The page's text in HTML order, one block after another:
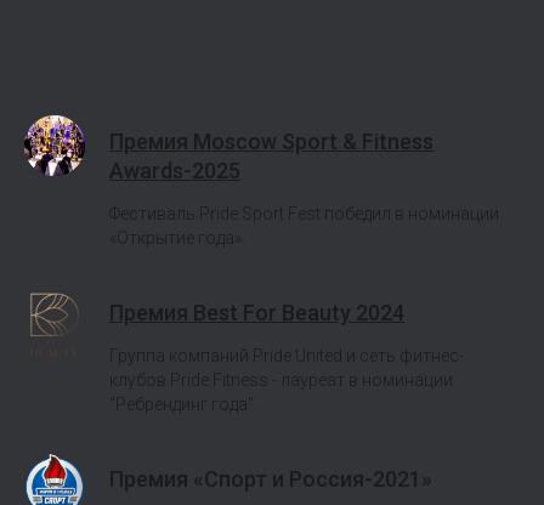
Премия Moscow Sport & Fitness
Awards-2025
Фестиваль Pride Sport Fest победил в номинации
«Открытие года».
Премия Best For Beauty 2024
Группа компаний Pride United и сеть фитнес-
клубов Pride Fitness - лауреат в номинации
"Ребрендинг года".
Премия «Спорт и Россия-2021»